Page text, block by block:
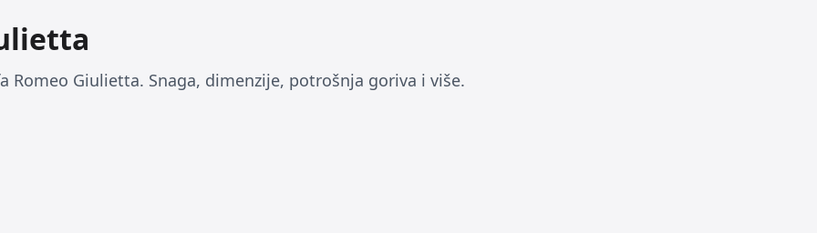
Romeo Giulietta. Snaga, dimenzije, potrošnja goriva i više.